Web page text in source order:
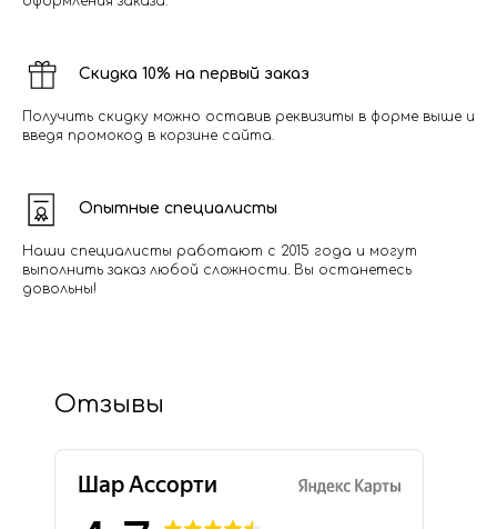
Скидка 10% на первый заказ
Получить скидку можно оставив реквизиты в форме выше и
введя промокод в корзине сайта.
Опытные специалисты
Наши специалисты работают с 2015 года и могут
выполнить заказ любой сложности. Вы останетесь
довольны!
Отзывы